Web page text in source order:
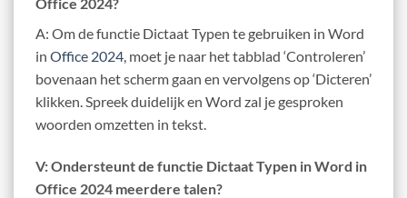
A: Om de functie Dictaat Typen te gebruiken in Word
in Office 2024 , moet je naar het tabblad ‘Controleren’
bovenaan het scherm gaan en vervolgens op ‘Dicteren’
klikken. Spreek duidelijk en Word zal je gesproken
woorden omzetten in tekst.
V: Ondersteunt de functie Dictaat Typen in Word in
Office 2024 meerdere talen?